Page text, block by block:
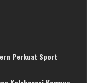
Perkuat Sport